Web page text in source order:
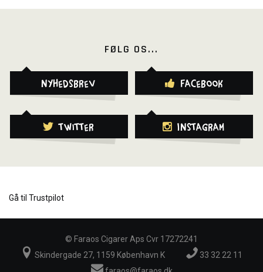
FØLG OS...
Nyhedsbrev Facebook
Twitter Instagram
Gå til Trustpilot
© Faraos Cigarer Aps Cvr 17272241
Skindergade 27, 1159 København K
33 32 22 11